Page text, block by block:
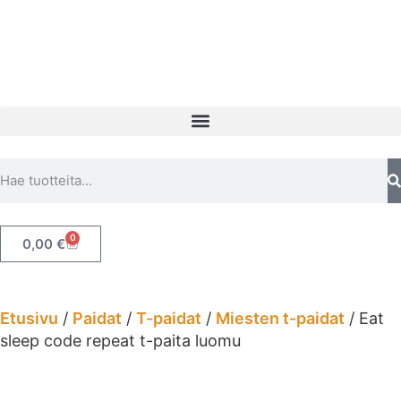
0,00 € 0
Etusivu / Paidat / T-paidat / Miesten t-paidat / Eat
sleep code repeat t-paita luomu